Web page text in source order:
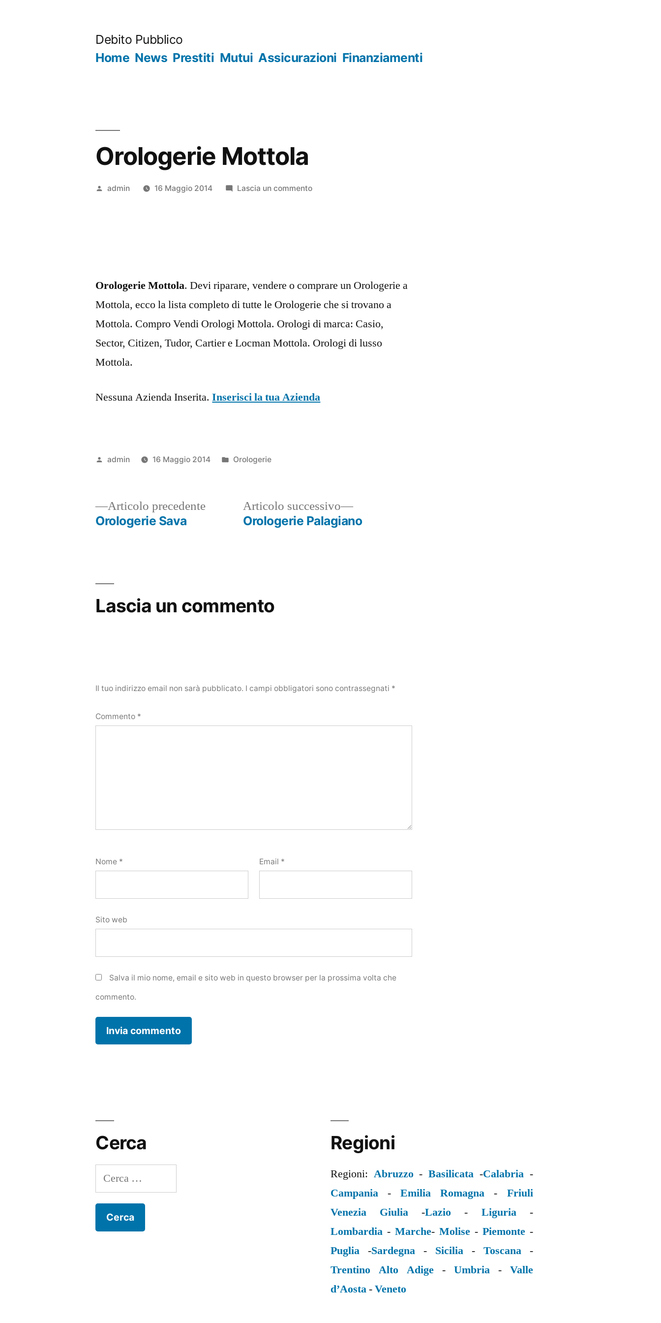
Debito Pubblico
Home News Prestiti Mutui Assicurazioni Finanziamenti
Orologerie Mottola
Pubblicato
admin 16 Maggio 2014 Lascia un commentosu
Orologerie Mottola. Devi riparare, vendere o comprare un Orologerie a
Mottola, ecco la lista completo di tutte le Orologerie che si trovano a
Mottola. Compro Vendi Orologi Mottola. Orologi di marca: Casio,
Sector, Citizen, Tudor, Cartier e Locman Mottola. Orologi di lusso
Mottola.
Nessuna Azienda Inserita. Inserisci la tua Azienda
Pubblicato
admin 16 Maggio 2014
Pubblicato
Orologerie
Navigazione
Articolo precedenteArticolo
precedente:
Orologerie Sava
Articolo successivo
Articolo
successivo:
Orologerie Palagiano
Lascia un commento
Il tuo indirizzo email non sarà pubblicato. I campi obbligatori sono contrassegnati *
Commento *
Nome * Email *
Sito web
Salva il mio nome, email e sito web in questo browser per la prossima volta che
commento.
Cerca
Ricerca
per:
Regioni
Regioni: Abruzzo-Basilicata -Calabria-
Campania -Emilia Romagna - Friuli
Venezia Giulia -Lazio - Liguria-
Lombardia - Marche- Molise- Piemonte-
Puglia -Sardegna- Sicilia- Toscana-
Trentino Alto Adige- Umbria- Valle
d’Aosta-Veneto